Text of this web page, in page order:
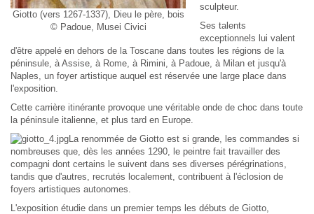
Giotto (vers 1267-1337), Dieu le père, bois
© Padoue, Musei Civici
sculpteur.
Ses talents
exceptionnels lui valent
d'être appelé en dehors de la Toscane dans toutes les régions de la
péninsule, à Assise, à Rome, à Rimini, à Padoue, à Milan et jusqu'à
Naples, un foyer artistique auquel est réservée une large place dans
l'exposition.
Cette carrière itinérante provoque une véritable onde de choc dans toute
la péninsule italienne, et plus tard en Europe.
La renommée de Giotto est si grande, les commandes si
nombreuses que, dès les années 1290, le peintre fait travailler des
compagni dont certains le suivent dans ses diverses pérégrinations,
tandis que d'autres, recrutés localement, contribuent à l'éclosion de
foyers artistiques autonomes.
L'exposition étudie dans un premier temps les débuts de Giotto,